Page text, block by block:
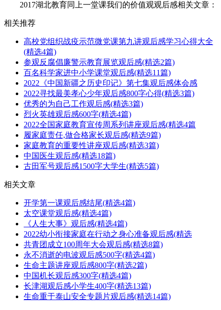
2017湖北教育同上一堂课我们的价值观观后感相关文章：
相关推荐
高校党组织战疫示范微党课第九讲观后感学习心得大全
(精选4篇)
参观反腐倡廉警示教育展览观后感(精选2篇)
百名科学家进中小学课堂观后感(精选11篇)
2022《中国新疆之历史印记》第七集观后感体会感
2022寻找最美孝心少年观后感800字心得(精选3篇)
优秀的为自己工作观后感(精选3篇)
烈火英雄观后感600字(精选4篇)
2022全国家庭教育宣传周系列讲座观后感(精选4篇
履家庭责任,做合格家长观后感(精选9篇)
家庭教育的重要性讲座观后感(精选3篇)
中国医生观后感(精选18篇)
古田军号观后感1500字大学生(精选5篇)
相关文章
开学第一课观后感结尾(精选4篇)
太空课堂观后感(精选4篇)
《人生大事》观后感(精选4篇)
2022幼小衔接家庭在行动之身心准备观后感(精选
共青团成立100周年大会观后感(精选8篇)
永不消逝的电波观后感500字(精选4篇)
生命主题讲座观后感800字(精选2篇)
中国机长观后感300字(精选4篇)
长津湖观后感小学生400字(精选13篇)
生命重于泰山安全专题片观后感(精选14篇)